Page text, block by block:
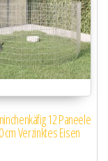
12 Paneele
cm Verzinktes Eisen